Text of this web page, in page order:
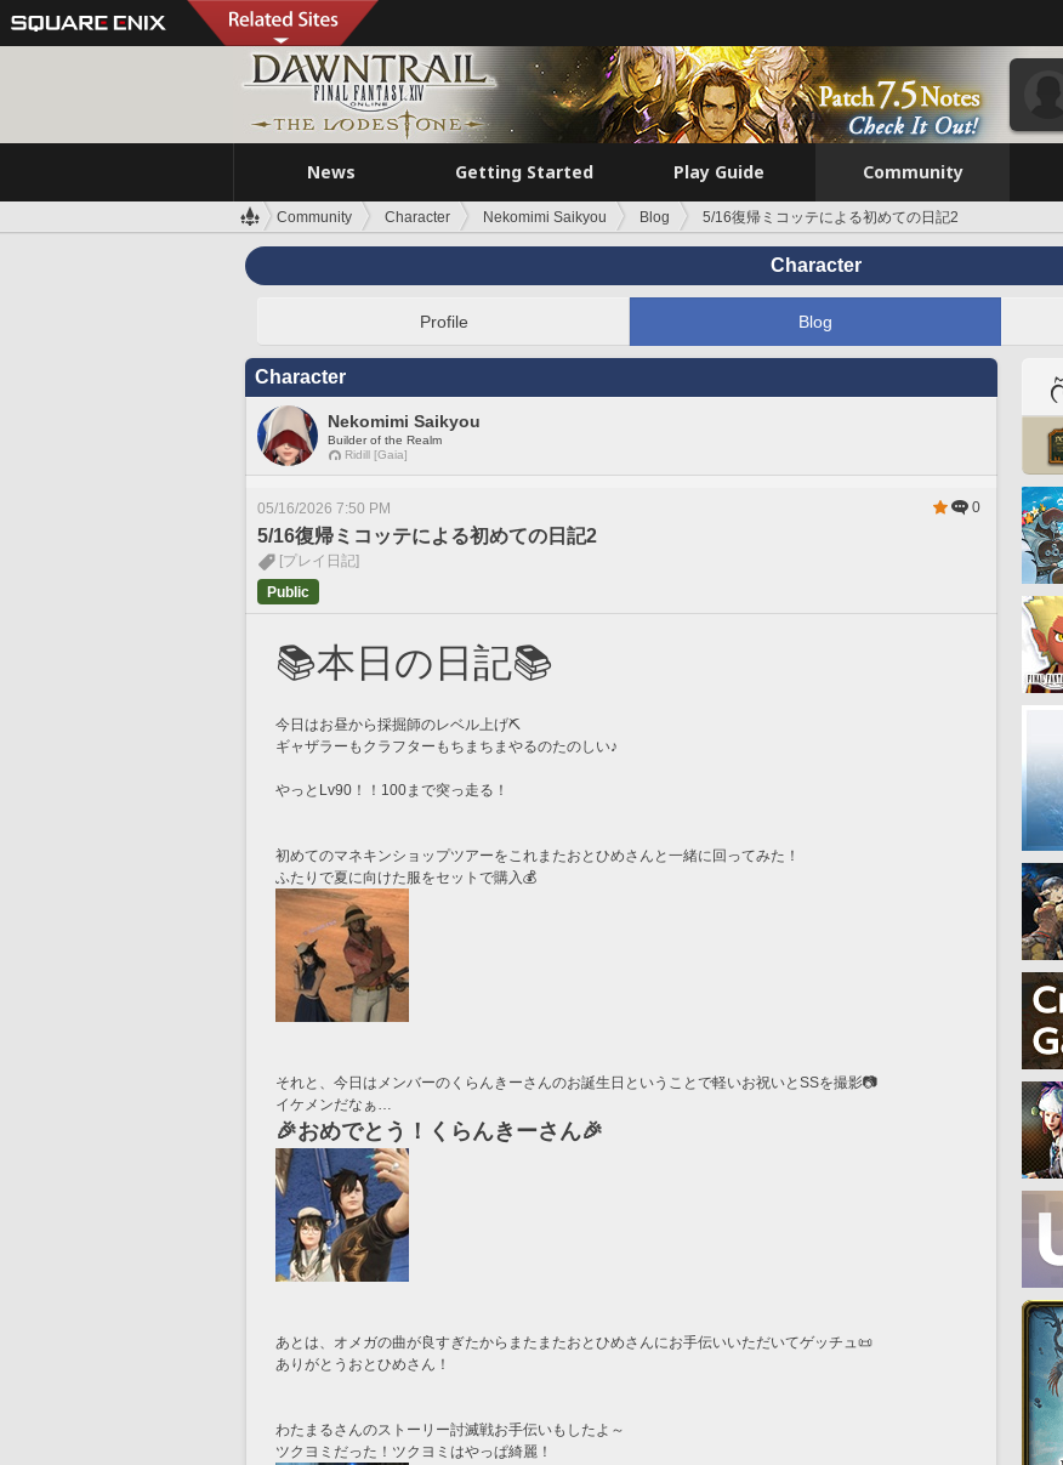
News Getting Started Play Guide Community
Community Character Nekomimi Saikyou Blog 5/16復帰ミコッテによる初めての日記2
Character
Profile Blog
Character
Nekomimi Saikyou
Builder of the Realm
Ridill [Gaia]
05/16/2026 7:50 PM 0
5/16復帰ミコッテによる初めての日記2
[プレイ日記]
Public
📚本日の日記📚
今日はお昼から採掘師のレベル上げ⛏
ギャザラーもクラフターもちまちまやるのたのしい♪
やっとLv90！！100まで突っ走る！
初めてのマネキンショップツアーをこれまたおとひめさんと一緒に回ってみた！
ふたりで夏に向けた服をセットで購入💰
それと、今日はメンバーのくらんきーさんのお誕生日ということで軽いお祝いとSSを撮影📷
イケメンだなぁ…
🎉おめでとう！くらんきーさん🎉
あとは、オメガの曲が良すぎたからまたまたおとひめさんにお手伝いいただいてゲッチュ📜
ありがとうおとひめさん！
わたまるさんのストーリー討滅戦お手伝いもしたよ～
ツクヨミだった！ツクヨミはやっぱ綺麗！